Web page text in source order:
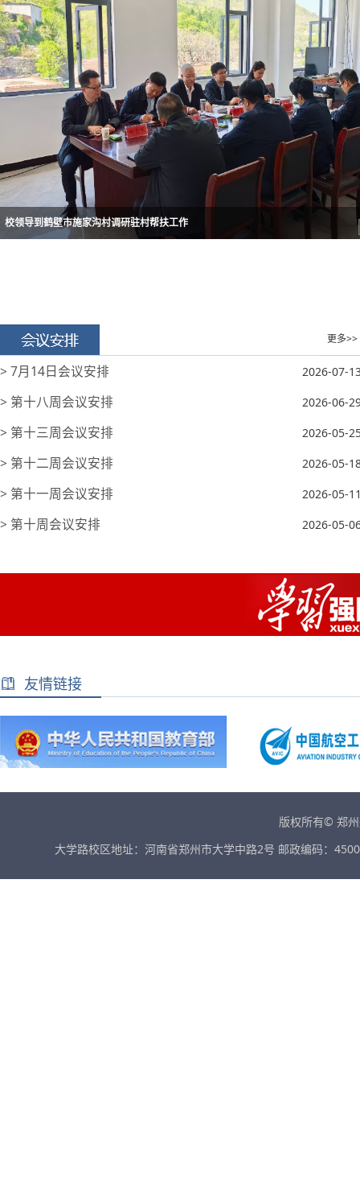
校领导到鹤壁市施家沟村调研驻村帮扶工作
更多>>
2026-07-
> 7月14日会议安排
2026-06-
> 第十八周会议安排
2026-05-
> 第十三周会议安排
2026-05-
> 第十二周会议安排
2026-05-
> 第十一周会议安排
2026-05-
> 第十周会议安排
友情链接
版权所有© 郑
大学路校区地址：河南省郑州市大学中路2号 邮政编码：